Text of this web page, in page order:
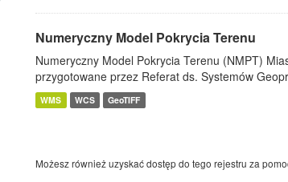
Numeryczny Model Pokrycia Terenu
Numeryczny Model Pokrycia Terenu (NMPT)
przygotowane przez Referat ds. Systemów
WMS WCS GeoTIFF
Możesz również uzyskać dostęp do tego rejestru za